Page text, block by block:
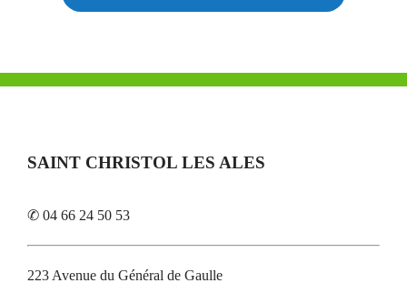
SAINT CHRISTOL LES ALES
✆ 04 66 24 50 53
223 Avenue du Général de Gaulle